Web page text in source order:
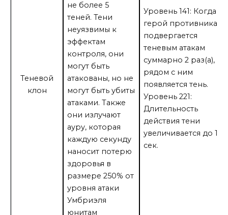
Теневой
клон
не более 5
теней. Тени
неуязвимы к
эффектам
контроля, они
могут быть
атакованы, но не
могут быть убиты
атаками. Также
они излучают
ауру, которая
каждую секунду
наносит потерю
здоровья в
размере 250% от
уровня атаки
Умбриэля
юнитам
Уровень 141: Когда
герой противника
подвергается
теневым атакам
суммарно 2 раз(а),
рядом с ним
появляется тень.
Уровень 221:
Длительность
действия тени
увеличивается до 12
сек.